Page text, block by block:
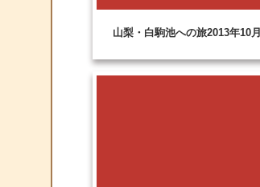
山梨・白駒池への旅2013年10月